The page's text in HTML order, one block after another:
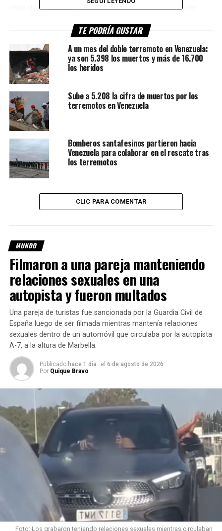
nada de mi familia. Por favor, oren por ellos y difundan
estaban ahí. Oren por mi familia, por favor”, suplicó el
defensor de 38 años en la publicación.
En este contexto, compartió una imagen junto a su esposa
y sus dos hijos, así como sus nombres para facilitar la
Yanina Maranella, los menores de edad son Aarón Trejo
Maranella y Ainhoa Trejo Maranella.
Marítimo de La Guaira se encontraba en la capital
venezolana junto a su equipo, ya que debían disputar el
primer partido de la copa local este mismo miércoles ante
Los sismos que sacudieron el centro y norte del país
TE PODRÍA GUSTAR
A un mes del doble terremoto en Venezuela:
ya son 5.398 los muertos y más de 16.700
los heridos
Sube a 5.208 la cifra de muertos por los
terremotos en Venezuela
Bomberos santafesinos partieron hacia
Venezuela para colaborar en el rescate tras
los terremotos
CLIC PARA COMENTAR
MUNDO
Filmaron a una pareja manteniendo
relaciones sexuales en una
autopista y fueron multados
Una pareja de turistas fue sancionada por la Guardia Civil de
España luego de ser filmada mientras mantenía relaciones
sexuales dentro de un automóvil que circulaba por la autopista
A-7, a la altura de Marbella.
Publicado hace 1 día el 6 de agosto de 2026
Por Quique Bravo
Foto: Los grabaron teniendo relaciones sexuales mientras circulaban